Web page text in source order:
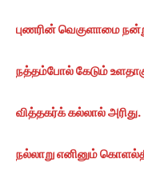
புணரின் வெகுளாமை
நத்தம்போல் கேடும்
வித்தகர்க் கல்லால் அரிது.
நல்லாறு எனினும்